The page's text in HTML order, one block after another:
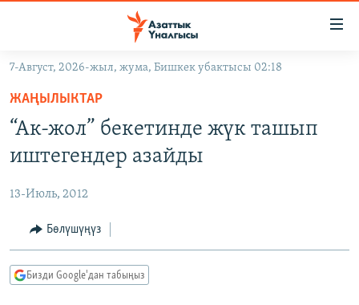
Навигацияга
өтүңүз
Издөөгө
салыңыз
КЫРГЫЗСТАН
ЭКОНОМИКА
МАДАНИЯТ
БОРБОР АЗИЯ
АТАЙЫН ИЛИКТӨӨ
ТВ ПРОГРАММАЛАР
ЭКСПЕРТТЕР ТАЛДАЙТ
ӨЗГӨЧӨ ПИКИР
7-Август, 2026-жыл, жума, Бишкек убактысы 02:18
ЖАҢЫЛЫКТАР
“Ак-жол” бекетинде жүк ташып
иштегендер азайды
13-Июль, 2012
Бөлүшүңүз
Бизди Google'дан табыңыз